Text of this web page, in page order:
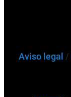
Aviso legal /